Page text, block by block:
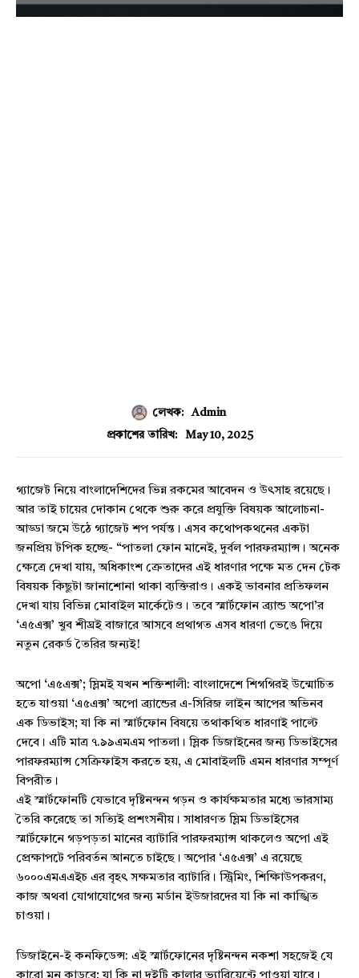
লেখক:
Admin
প্রকাশের তারিখ:
May 10, 2025
গ্যাজেট নিয়ে বাংলাদেশিদের ভিন্ন রকমের আবেদন ও উৎসাহ রয়েছে।
আর তাই চায়ের দোকান থেকে শুরু করে প্রযুক্তি বিষয়ক আলোচনা-
আড্ডা জমে উঠে গ্যাজেট শপ পর্যন্ত। এসব কথোপকথনের একটা
জনপ্রিয় টপিক হচ্ছে- “পাতলা ফোন মানেই, দুর্বল পারফরম্যান্স। অনেক
ক্ষেত্রে দেখা যায়, অধিকাংশ ক্রেতাদের এই ধারণার পক্ষে মত দেন টেক
বিষয়ক কিছুটা জানাশোনা থাকা ব্যক্তিরাও। একই ভাবনার প্রতিফলন
দেখা যায় বিভিন্ন মোবাইল মার্কেটেও। তবে স্মার্টফোন ব্র্যান্ড অপো’র
‘এ৫এক্স’ খুব শীঘ্রই বাজারে আসবে প্রথাগত এসব ধারণা ভেঙে দিয়ে
নতুন রেকর্ড তৈরির জন্যই!
অপো ‘এ৫এক্স’; স্লিমই যখন শক্তিশালী: বাংলাদেশে শিগগিরই উন্মোচিত
হতে যাওয়া ‘এ৫এক্স’ অপো ব্র্যান্ডের এ-সিরিজ লাইন আপের অভিনব
এক ডিভাইস; যা কি না স্মার্টফোন বিষয়ে তথাকথিত ধারণাই পাল্টে
দেবে। এটি মাত্র ৭.৯৯এমএম পাতলা। স্লিক ডিজাইনের জন্য ডিভাইসের
পারফরম্যান্স সেক্রিফাইস করতে হয়, এ মোবাইলটি এমন ধারণার সম্পূর্ণ
বিপরীত।
এই স্মার্টফোনটি যেভাবে দৃষ্টিনন্দন গড়ন ও কার্যক্ষমতার মধ্যে ভারসাম্য
তৈরি করেছে তা সত্যিই প্রশংসনীয়। সাধারণত স্লিম ডিভাইসের
স্মার্টফোনে গড়পড়তা মানের ব্যাটারি পারফরম্যান্স থাকলেও অপো এই
প্রেক্ষাপটে পরিবর্তন আনতে চাইছে। অপোর ‘এ৫এক্স’ এ রয়েছে
৬০০০এমএএইচ এর বৃহৎ সক্ষমতার ব্যাটারি। স্ট্রিমিং, শিক্ষািউপকরণ,
কাজ অথবা যোগাযোগের জন্য মর্ডান ইউজারদের যা কি না কাঙ্খিত
চাওয়া।
ডিজাইনে-ই কনফিডেন্স: এই স্মার্টফোনের দৃষ্টিনন্দন নকশা সহজেই যে